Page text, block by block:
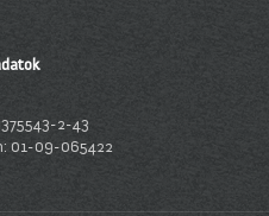
2-43
01-09-065422